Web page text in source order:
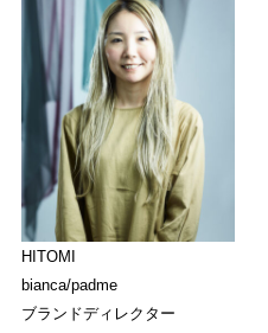
HITOMI
bianca/padme
ブランドディレクター